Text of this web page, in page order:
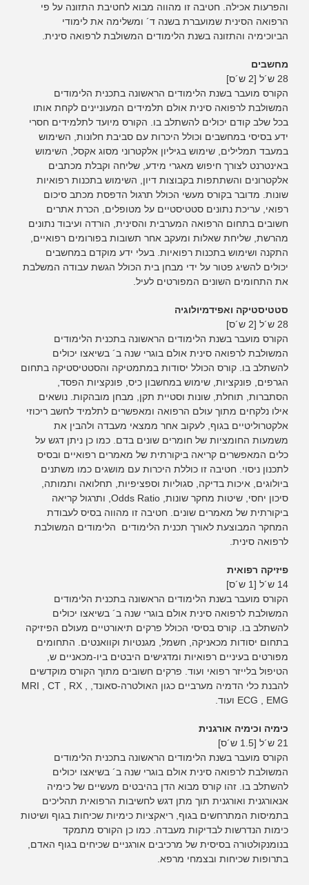
והפרעות אכילה. חטיבה זו מהווה מבוא לחטיבת התזונה על פי
הרפואה הסינית שמועברת בשנה ד´ ומשלימה את לימודי
הביוכימיה והתזונה בשנת הלימודים המשולבת לרפואה סינית.
מחשבים
28 ש´ל [2 ש´ס]
הקורס מועבר בשנת הלימודים הראשונה בתכנית הלימודים
המשולבת לרפואה סינית אולם תלמידים המעוניינים לקחת אותו
בכל שלב קודם יכולים להשתלב בו. הקורס מיועד לתלמידים חסרי
ידע בסיסי במחשבים וכולל היכרות עם סביבת חלונות, השימוש
במעבד תמלילים, שימוש בגיליון אלקטרוני מסוג אקסל, השימוש
באינטרנט לצורך חיפוש מאגרי מידע, שליחה וקבלת מכתבים
אלקטרונים והשתתפות בקבוצות דיון, השימוש בתכנות רפואיות
שונות. מדובר בקורס מעשי הכולל תרגול הדפסת מכתב סיכום
רפואי, עריכת נתונים סטטיסטיים על מטופלים, הכרת אתרים
חשובים בתחום הרפואה המערבית והסינית, הורדה ועיבוד נתונים
מהרשת, שליחת שאלות ומעקב אחר תשובות בפורומים רפואיים,
התקנה ושימוש בתכנות רפואיות. בעלי ידע מוקדם במחשבים
יכולים להשיג פטור על ידי מבחן בית הכולל הגשת עבודה המשלבת
את התחומים השונים המפורטים לעיל.
סטטיסטיקה ואפידמיולוגיה
28 ש´ל [2 ש´ס]
הקורס מועבר בשנת הלימודים הראשונה בתכנית הלימודים
המשולבת לרפואה סינית אולם בוגרי שנה ב´ בשיאצו יכולים
להשתלב בו. קורס הכולל יסודות במתמטיקה והסטטיסטיקה בתחום
הגרפים, פונקציות, שימוש במחשבון כיס, פונקציות הפסד,
הסתברות, תוחלת, שונות וסטיית תקן, מבחן מובהקות. נושאים
אילו נלקחים מתוך עולם הרפואה ומאפשרים לתלמיד לחשב ריכוזי
אלקטרוליטיים בגוף, לעקוב אחר ממצאי מעבדה ולהבין את
משמעות החומציות של חומרים שונים בדם. כמו כן ניתן דגש על
כלים המאפשרים קריאה ביקורתית של מאמרים רפואיים ובסיס
לתכנון ניסוי. חטיבה זו כוללת היכרות עם מושגים כמו משתנים
ביולוגים, איכות בדיקה, סגוליות וספציפיות, תחלואה ותמותה,
סיכון יחסי, שיטות מחקר שונות, Odds Ratio, ותרגול קריאה
ביקורתית של מאמרים שונים. חטיבה זו מהווה בסיס לעבודת
המחקר המבוצעת לאורך תכנית הלימודים הלימודים המשולבת
לרפואה סינית.
פיזיקה רפואית
14 ש´ל [1 ש´ס]
הקורס מועבר בשנת הלימודים הראשונה בתכנית הלימודים
המשולבת לרפואה סינית אולם בוגרי שנה ב´ בשיאצו יכולים
להשתלב בו. קורס בסיסי הכולל פרקים תיאורטיים מעולם הפיזיקה
בתחום יסודות מכאניקה, חשמל, מגנטיות וקוואנטים. התחומים
מפורטים בעיניים רפואיות ומדגישים היבטים ביו-מכאניים ש,
הטיפול בלייזר רפואי ועוד. פרקים חשובים מתוך הקורס מוקדשים
להבנת כלי הדמיה מערביים כגון האולטרה-סאונד, MRI , CT , RX ,
ECG , EMG ועוד.
כימיה וכימיה אורגנית
21 ש´ל [1.5 ש´ס]
הקורס מועבר בשנת הלימודים הראשונה בתכנית הלימודים
המשולבת לרפואה סינית אולם בוגרי שנה ב´ בשיאצו יכולים
להשתלב בו. זהו קורס מבוא הדן בהיבטים מעשיים של כימיה
אנאורגנית ואורגנית תוך מתן דגש לחשיבות הרפואית תהליכים
בתמיסות המתרחשים בגוף, ריאקציות כימיות שכיחות בגוף ושיטות
כימות הנדרשות לבדיקות מעבדה. כמו כן הקורס מתמקד
בנומנקולטורה בסיסית של מרכיבים אורגניים שכיחים בגוף האדם,
בתרופות שכיחות ובצמחי מרפא.